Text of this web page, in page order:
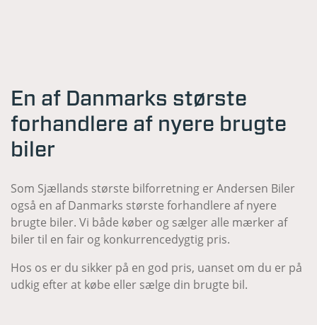
En af Danmarks største
forhandlere af nyere brugte
biler
Som Sjællands største bilforretning er Andersen Biler
også en af Danmarks største forhandlere af nyere
brugte biler. Vi både køber og sælger alle mærker af
biler til en fair og konkurrencedygtig pris.
Hos os er du sikker på en god pris, uanset om du er på
udkig efter at købe eller sælge din brugte bil.